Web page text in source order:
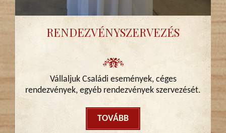
RENDEZVÉNYSZERVEZÉS
Vállaljuk Családi események, céges
rendezvények, egyéb rendezvények szervezését.
TOVÁBB